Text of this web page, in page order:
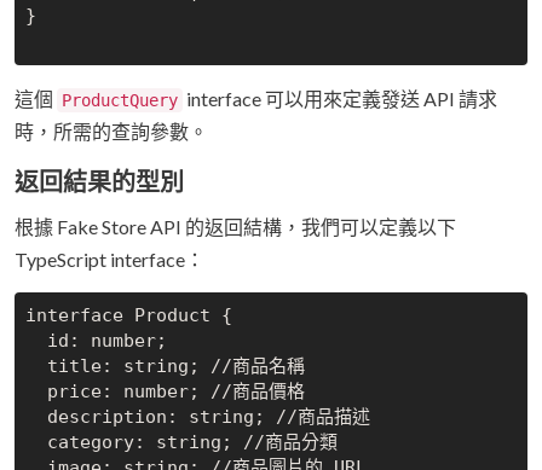
}
這個 ProductQuery interface 可以用來定義發送 API 請求
時，所需的查詢參數。
返回結果的型別
根據 Fake Store API 的返回結構，我們可以定義以下
TypeScript interface：
interface Product {